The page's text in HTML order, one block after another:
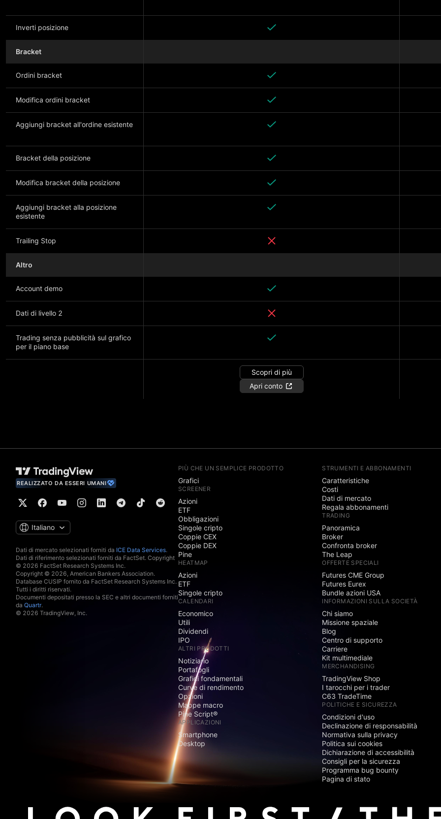
Inverti posizione
Bracket
Ordini bracket
Modifica ordini bracket
Aggiungi bracket all'ordine esistente
Bracket della posizione
Modifica bracket della posizione
Aggiungi bracket alla posizione
esistente
Trailing Stop
Altro
Account demo
Dati di livello 2
Trading senza pubblicità sul grafico
per il piano base
Scopri di più
Apri conto
REALIZZATO DA ESSERI UMANI
Italiano
Dati di mercato selezionati forniti da ICE Data Services.
Dati di riferimento selezionati forniti da FactSet. Copyright
© 2026 FactSet Research Systems Inc.
Copyright © 2026, American Bankers Association.
Database CUSIP fornito da FactSet Research Systems Inc.
Tutti i diritti riservati.
Documenti depositati presso la SEC e altri documenti forniti
da Quartr.
© 2026 TradingView, Inc.
PIÙ CHE UN SEMPLICE PRODOTTO
Grafici
SCREENER
Azioni
ETF
Obbligazioni
Singole cripto
Coppie CEX
Coppie DEX
Pine
HEATMAP
Azioni
ETF
Singole cripto
CALENDARI
Economico
Utili
Dividendi
IPO
ALTRI PRODOTTI
Notiziario
Portafogli
Grafici fondamentali
Curve di rendimento
Opzioni
Mappe macro
Pine Script®
APPLICAZIONI
Smartphone
Desktop
STRUMENTI E ABBONAMENTI
Caratteristiche
Costi
Dati di mercato
Regala abbonamenti
TRADING
Panoramica
Broker
Confronta broker
The Leap
OFFERTE SPECIALI
Futures CME Group
Futures Eurex
Bundle azioni USA
INFORMAZIONI SULLA SOCIETÀ
Chi siamo
Missione spaziale
Blog
Centro di supporto
Carriere
Kit multimediale
MERCHANDISING
TradingView Shop
I tarocchi per i trader
C63 TradeTime
POLITICHE E SICUREZZA
Condizioni d'uso
Declinazione di responsabilità
Normativa sulla privacy
Politica sui cookies
Dichiarazione di accessibilità
Consigli per la sicurezza
Programma bug bounty
Pagina di stato